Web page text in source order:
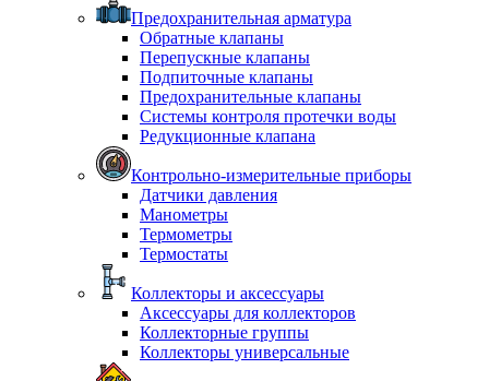
Предохранительная арматура
Обратные клапаны
Перепускные клапаны
Подпиточные клапаны
Предохранительные клапаны
Системы контроля протечки воды
Редукционные клапана
Контрольно-измерительные приборы
Датчики давления
Манометры
Термометры
Термостаты
Коллекторы и аксессуары
Аксессуары для коллекторов
Коллекторные группы
Коллекторы универсальные